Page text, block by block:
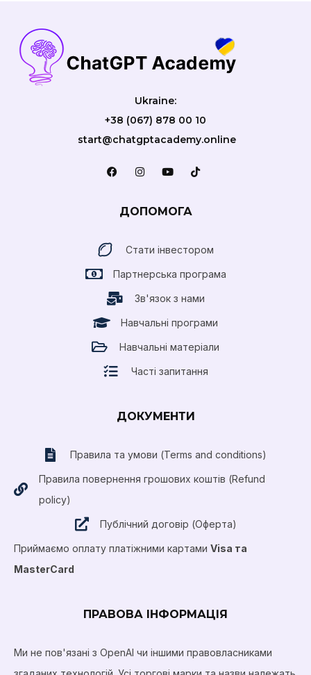
Ukraine:
+38 (067) 878 00 10
start@chatgptacademy.online
ДОПОМОГА
Стати інвестором
Партнерська програма
Зв'язок з нами
Навчальні програми
Навчальні матеріали
Часті запитання
ДОКУМЕНТИ
Правила та умови (Terms and conditions)
Правила повернення грошових коштів (Refund
policy)
Публічний договір (Оферта)
Приймаємо оплату платіжними картами Visa та
MasterCard
ПРАВОВА ІНФОРМАЦІЯ
Ми не пов'язані з OpenAI чи іншими правовласниками